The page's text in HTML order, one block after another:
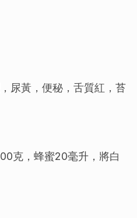
尿黃，便秘，舌質紅，苔
克，蜂蜜20毫升，將白